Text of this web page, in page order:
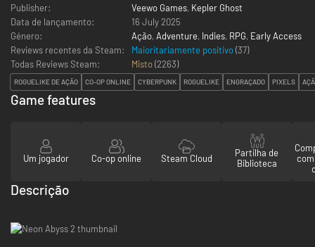
Publisher:
Veewo Games, Kepler Ghost
Data de lançamento:
16 July 2025
Género:
Ação, Adventure, Indies, RPG, Early Access
Reviews recentes da Steam:
Maioritariamente positivo(37)
Todas Reviews Steam:
Misto(2263)
ROGUELIKE DE AÇÃO CO-OP ONLINE CYBERPUNK ROGUELIKE ENGRAÇADO PIXELS
Game features
Um jogador Co-op online Steam Cloud
Partilha de
Biblioteca
Descrição